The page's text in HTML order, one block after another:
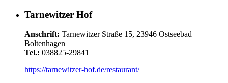
Tarnewitzer Hof
Anschrift: Tarnewitzer Straße 15, 23946 Ostseebad
Boltenhagen
Tel.: 038825-29841
https://tarnewitzer-hof.de/restaurant/